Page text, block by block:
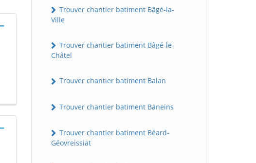
Trouver chantier batiment Bâgé-la-
Ville
Trouver chantier batiment Bâgé-le-
Châtel
Trouver chantier batiment Balan
Trouver chantier batiment Baneins
Trouver chantier batiment Béard-
Géovreissiat